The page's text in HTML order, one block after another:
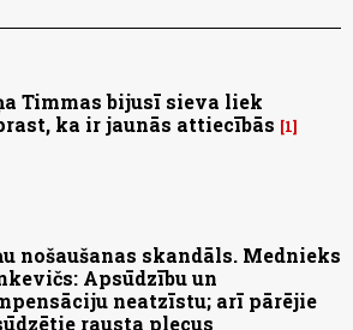
Timmas bijusī sieva liek
ka ir jaunās attiecībās
1
nošaušanas skandāls. Mednieks
Apsūdzību un
neatzīstu; arī pārējie
rausta plecus